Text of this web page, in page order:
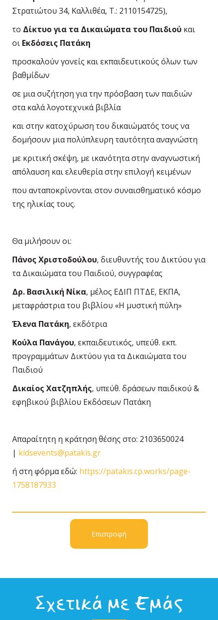
Στρατιώτου 34, Καλλιθέα, Τ.: 2110154725),
το Δίκτυο για τα Δικαιώματα του Παιδιού και
οι Εκδόσεις Πατάκη
προσκαλούν γονείς και εκπαιδευτικούς όλων των
βαθμίδων
σε μια συζήτηση για την πρόσβαση των παιδιών
στα καλά λογοτεχνικά βιβλία
και στην κατοχύρωση του δικαιώματός τους να
δομήσουν μια πολύπλευρη ταυτότητα αναγνώστη
με κριτική σκέψη, με ικανότητα στην αναγνωστική
απόλαυση και ελευθερία στην επιλογή κειμένων
που ανταποκρίνονται στον συναισθηματικό κόσμο
της ηλικίας τους.
Θα μιλήσουν οι:
Πάνος Χριστοδούλου, διευθυντής του Δικτύου για
τα Δικαιώματα του Παιδιού, συγγραφέας
Δρ. Βασιλική Νίκα, μέλος ΕΔΙΠ ΠΤΔΕ, ΕΚΠΑ,
μεταφράστρια του βιβλίου «Η μυστική πύλη»
Έλενα Πατάκη, εκδότρια
Κούλα Πανάγου, εκπαιδευτικός, υπεύθ. εκπ.
προγραμμάτων Δικτύου για τα Δικαιώματα του
Παιδιού
Δικαίος Χατζηπλής, υπεύθ. δράσεων παιδικού &
εφηβικού βιβλίου Εκδόσεων Πατάκη
Απαραίτητη η κράτηση θέσης στo: 2103650024
| kidsevents@patakis.gr
ή στη φόρμα εδώ: https://patakis.cp.works/page-
1758187933
Επιστροφή
Σχετικά με Εμάς